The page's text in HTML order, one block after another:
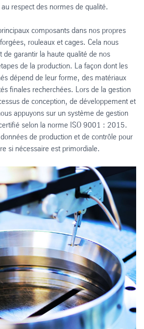
respect des normes de qualité.
composants dans nos propres
rouleaux et cages. Cela nous
de garantir la haute qualité de nos
de la production. La façon dont les
dépend de leur forme, des matériaux
finales recherchées. Lors de la gestion
de conception, de développement et
appuyons sur un système de gestion
selon la norme ISO 9001 : 2015.
de production et de contrôle pour
si nécessaire est primordiale.